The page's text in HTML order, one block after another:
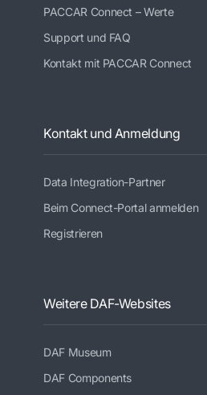
PACCAR Connect – Werte
Support und FAQ
Kontakt mit PACCAR Connect
Kontakt und Anmeldung
Data Integration-Partner
Beim Connect-Portal anmelden
Registrieren
Weitere DAF-Websites
DAF Museum
DAF Components